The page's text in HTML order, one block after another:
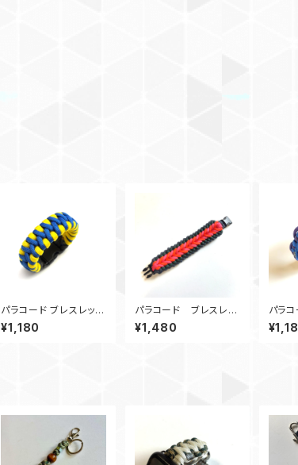
パラコード ブレスレッ
ト Fallout_フォールア
ウト
¥1,180
パラコード ブレスレッ
ト bennoshappine
ss_POGN
¥1,480
パラ
ト